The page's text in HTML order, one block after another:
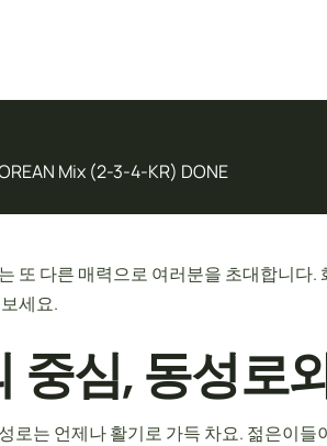
Mix (2-3-4-KR) DONE
또 다른 매력으로 여러분을 초대합니
세요.
중심, 동성로
로는 언제나 활기로 가득 차요. 젊은이